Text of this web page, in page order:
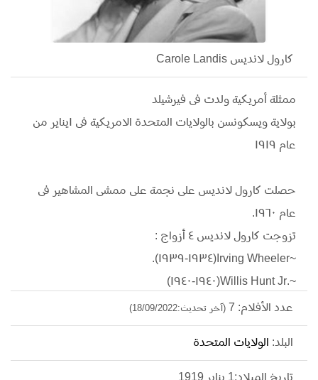
كارول لانديس Carole Landis
ممثلة أمريكية ولدت فى فيرشيلد
بولاية ويسكونسن بالولايات المتحدة الامريكية فى ١يناير من
عام ١٩١٩
حصلت كارول لانديس على نجمة على ممشى المشاهير فى
عام ١٩٦٠.
تزوجت كارول لانديس ٤ أزواج :
~Irving Wheeler(١٩٣٤-١٩٣٩).
~.Willis Hunt Jr(١٩٤٠-١٩٤٠)
~Capt. Thomas C. Wallace(١٩٤٣-١٩٤٥)
~W. Horace Schmidlapp(١٩٤٥-١٩٤٨)
١٩٤٨ فى
عدد الأفلام: 7 (آخر تحديث:18/09/2022)
البلد: الولايات المتحدة